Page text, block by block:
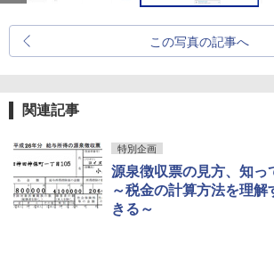
この写真の記事へ
関連記事
特別企画
源泉徴収票の見方、知
～税金の計算方法を理解
きる～